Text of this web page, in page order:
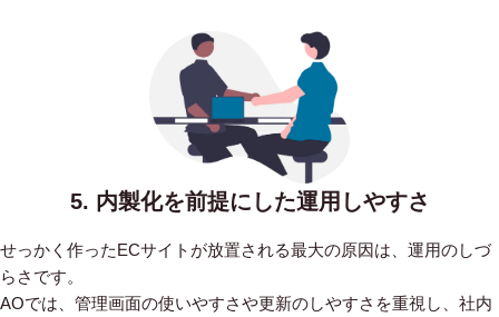
5. 内製化を前提にした運用しやすさ
せっかく作ったECサイトが放置される最大の原因は、運用のしづ
らさです。
AOでは、管理画面の使いやすさや更新のしやすさを重視し、社内